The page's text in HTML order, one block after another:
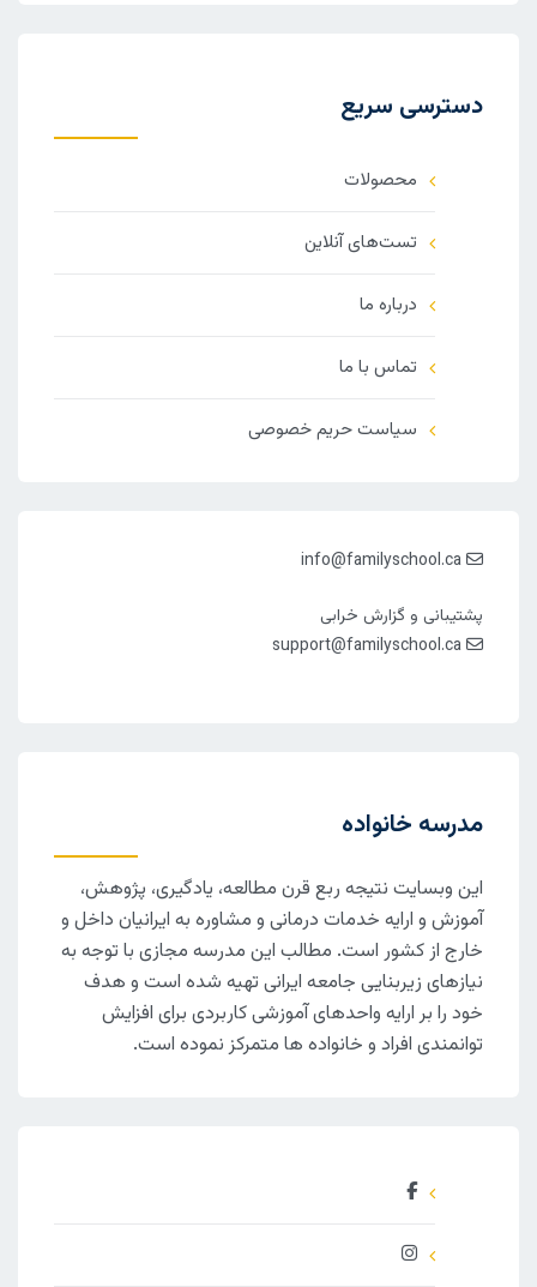
دسترسی سریع
محصولات
تست‌های آنلاین
درباره ما
تماس با ما
سیاست حریم خصوصی
info@familyschool.ca
پشتیبانی و گزارش خرابی
support@familyschool.ca
مدرسه خانواده
این وبسایت نتیجه ربع قرن مطالعه، یادگیری، پژوهش،
آموزش و ارایه خدمات درمانی و مشاوره به ایرانیان داخل و
خارج از کشور است. مطالب این مدرسه مجازی با توجه به
نیازهای زیربنایی جامعه ایرانی تهیه شده است و هدف
خود را بر ارایه واحدهای آموزشی کاربردی برای افزایش
توانمندی افراد و خانواده ها متمرکز نموده است.